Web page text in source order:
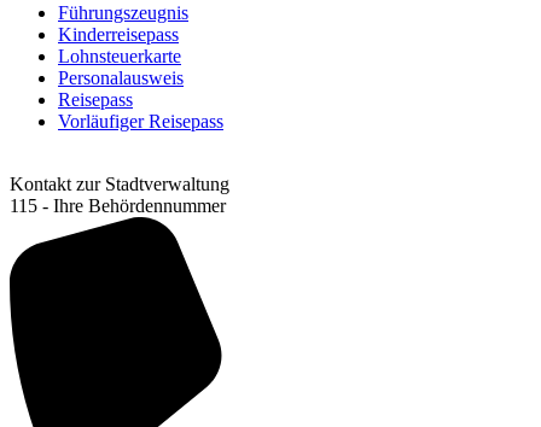
Führungszeugnis
Kinderreisepass
Lohnsteuerkarte
Personalausweis
Reisepass
Vorläufiger Reisepass
Kontakt zur Stadtverwaltung
115 - Ihre Behördennummer